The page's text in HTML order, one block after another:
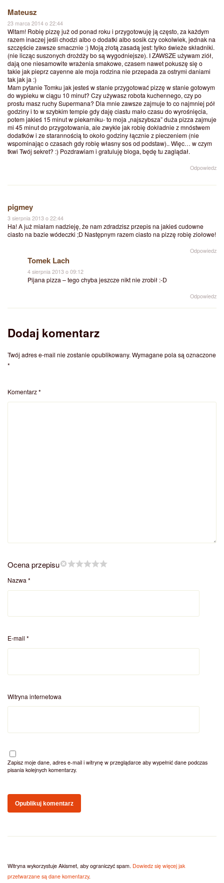
Mateusz
23 marca 2014 o 22:44
Witam! Robię pizzę już od ponad roku i przygotowuję ją często, za każdym
razem inaczej jeśli chodzi albo o dodatki albo sosik czy cokolwiek, jednak na
szczęście zawsze smacznie :) Moją złotą zasadą jest: tylko świeże składniki.
(nie licząc suszonych drożdży bo są wygodniejsze). I ZAWSZE używam ziół,
dają one niesamowite wrażenia smakowe, czasem nawet pokuszę się o
takie jak pieprz cayenne ale moja rodzina nie przepada za ostrymi daniami
tak jak ja :)
Mam pytanie Tomku jak jesteś w stanie przygotować pizzę w stanie gotowym
do wypieku w ciągu 10 minut? Czy używasz robota kuchennego, czy po
prostu masz ruchy Supermana? Dla mnie zawsze zajmuje to co najmniej pół
godziny i to w szybkim tempie gdy daję ciastu mało czasu do wyrośnięcia,
potem jakieś 15 minut w piekarniku- to moja „najszybsza” duża pizza zajmuje
mi 45 minut do przygotowania, ale zwykle jak robię dokładnie z mnóstwem
dodatków i ze starannością to około godziny łącznie z pieczeniem (nie
wspominając o czasach gdy robię własny sos od podstaw).. Więc… w czym
tkwi Twój sekret? :) Pozdrawiam i gratuluję bloga, będę tu zaglądał.
Odpowiedz
pigmey
3 sierpnia 2013 o 22:44
Ha! A już miałam nadzieję, że nam zdradzisz przepis na jakieś cudowne
ciasto na bazie wódeczki ;D Następnym razem ciasto na pizzę robię ziołowe!
Odpowiedz
Tomek Lach
4 sierpnia 2013 o 09:12
Pijana pizza – tego chyba jeszcze nikt nie zrobił :-D
Odpowiedz
Dodaj komentarz
Twój adres e-mail nie zostanie opublikowany. Wymagane pola są oznaczone
*
Komentarz*
Ocena przepisu
Nazwa *
E-mail *
Witryna internetowa
Zapisz moje dane, adres e-mail i witrynę w przeglądarce aby wypełnić dane podczas
pisania kolejnych komentarzy.
Witryna wykorzystuje Akismet, aby ograniczyć spam. Dowiedz się więcej jak
przetwarzane są dane komentarzy.